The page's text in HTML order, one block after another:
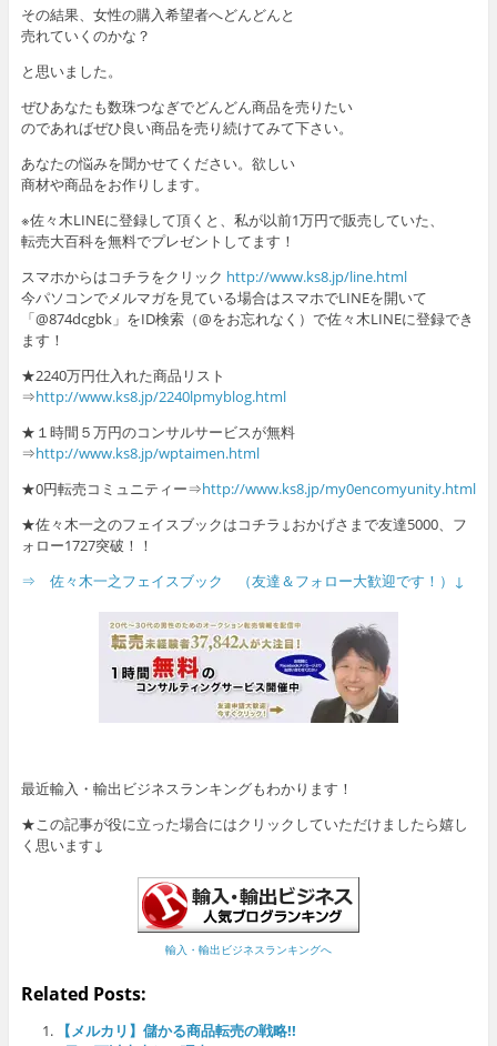
その結果、女性の購入希望者へどんどんと
売れていくのかな？
と思いました。
ぜひあなたも数珠つなぎでどんどん商品を売りたい
のであればぜひ良い商品を売り続けてみて下さい。
あなたの悩みを聞かせてください。欲しい
商材や商品をお作りします。
※佐々木LINEに登録して頂くと、私が以前1万円で販売していた、
転売大百科を無料でプレゼントしてます！
スマホからはコチラをクリック http://www.ks8.jp/line.html
今パソコンでメルマガを見ている場合はスマホでLINEを開いて
「@874dcgbk」をID検索（@をお忘れなく）で佐々木LINEに登録でき
ます！
★2240万円仕入れた商品リスト
⇒http://www.ks8.jp/2240lpmyblog.html
★１時間５万円のコンサルサービスが無料
⇒http://www.ks8.jp/wptaimen.html
★0円転売コミュニティー⇒http://www.ks8.jp/my0encomyunity.html
★佐々木一之のフェイスブックはコチラ↓おかげさまで友達5000、フ
ォロー1727突破！！
⇒ 佐々木一之フェイスブック （友達＆フォロー大歓迎です！）↓
最近輸入・輸出ビジネスランキングもわかります！
★この記事が役に立った場合にはクリックしていただけましたら嬉し
く思います↓
輸入・輸出ビジネスランキングへ
Related Posts:
【メルカリ】儲かる商品転売の戦略!!